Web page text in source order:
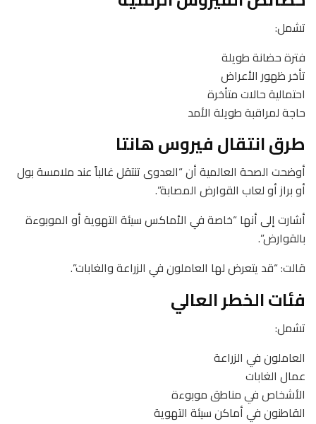
تشمل:
فترة حضانة طويلة
تأخر ظهور الأعراض
احتمالية حالات متأخرة
حاجة لمراقبة طويلة الأمد
طرق انتقال فيروس هانتا
أوضحت الصحة العالمية أن “العدوى تنتقل غالباً عند ملامسة بول
أو براز أو لعاب القوارض المصابة”.
أشارت إلى أنها “خاصة في الأماكس سيئة التهوية أو الموبوءة
بالقوارض”.
قالت: “قد يتعرض لها العاملون في الزراعة والغابات”.
فئات الخطر العالي
تشمل:
العاملون في الزراعة
عمال الغابات
الأشخاص في مناطق موبوءة
القاطنون في أماكن سيئة التهوية